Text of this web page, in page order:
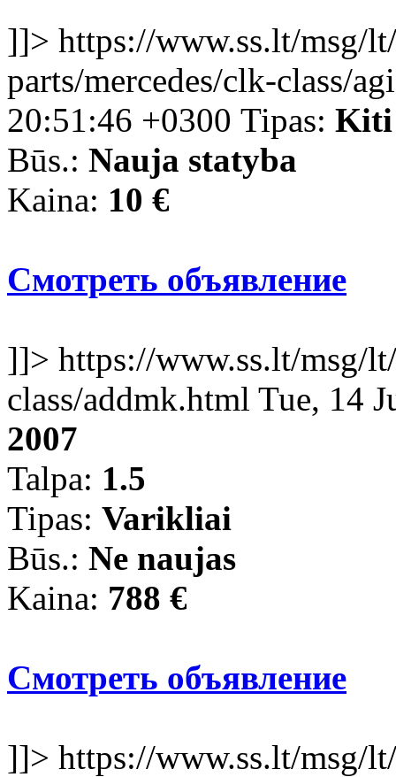
]]> https://www.ss.lt/msg/
parts/mercedes/clk-class/
20:51:46 +0300 Tipas: Kiti
Būs.: Nauja statyba
Kaina: 10 €
Смотреть объявление
]]> https://www.ss.lt/msg/
class/addmk.html Tue, 14
2007
Talpa: 1.5
Tipas: Varikliai
Būs.: Ne naujas
Kaina: 788 €
Смотреть объявление
]]> https://www.ss.lt/msg/